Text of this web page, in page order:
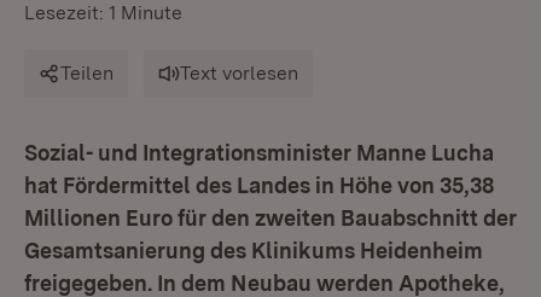
Lesezeit: 1 Minute
Teilen Text vorlesen
Sozial- und Integrationsminister Manne Lucha
hat Fördermittel des Landes in Höhe von 35,38
Millionen Euro für den zweiten Bauabschnitt der
Gesamtsanierung des Klinikums Heidenheim
freigegeben. In dem Neubau werden Apotheke,